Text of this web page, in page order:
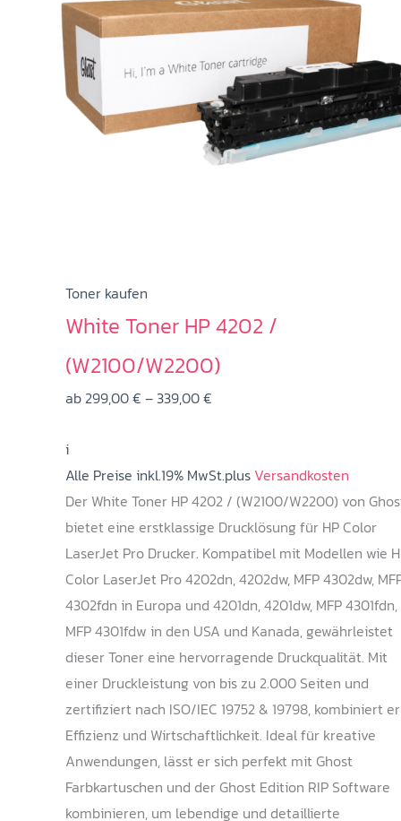
Toner kaufen
White Toner HP 4202 /
(W2100/W2200)
ab299,00€ –339,00€Preisspanne:
339,00 €
i
Alle Preise inkl.19% MwSt.plusVersandkosten
Der White Toner HP 4202 / (W2100/W2200) von
bietet eine erstklassige Drucklösung für HP Color
LaserJet Pro Drucker. Kompatibel mit Modellen wie
Color LaserJet Pro 4202dn, 4202dw, MFP 4302dw,
4302fdn in Europa und 4201dn, 4201dw, MFP 4301fdn,
MFP 4301fdw in den USA und Kanada, gewährleistet
dieser Toner eine hervorragende Druckqualität. Mit
einer Druckleistung von bis zu 2.000 Seiten und
zertifiziert nach ISO/IEC 19752 & 19798, kombiniert er
Effizienz und Wirtschaftlichkeit. Ideal für kreative
Anwendungen, lässt er sich perfekt mit Ghost
Farbkartuschen und der Ghost Edition RIP Software
kombinieren, um lebendige und detaillierte